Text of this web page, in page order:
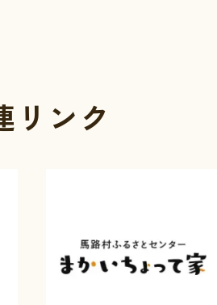
リンク